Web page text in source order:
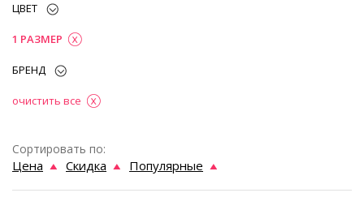
ЦВЕТ
1 РАЗМЕР
БРЕНД
очистить все
Сортировать по:
Цена Скидка Популярные